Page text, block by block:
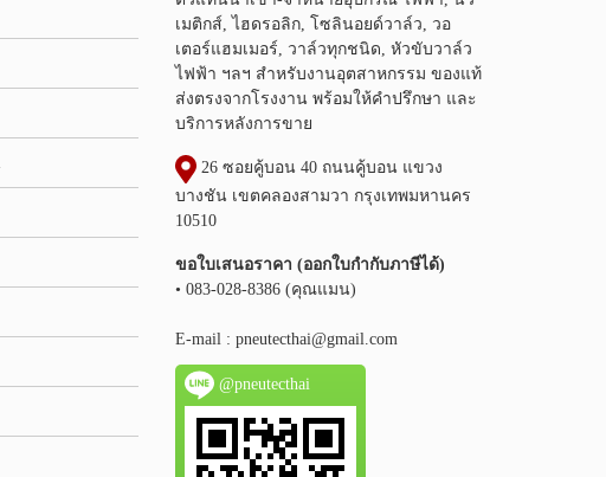
เมติกส์, ไฮดรอลิก, โซลินอยด์วาล์ว, วอ
เตอร์แฮมเมอร์, วาล์วทุกชนิด, หัวขับวาล์ว
ไฟฟ้า ฯลฯ สำหรับงานอุตสาหกรรม ของแท้
ส่งตรงจากโรงงาน พร้อมให้คำปรึกษา และ
บริการหลังการขาย
26 ซอยคู้บอน 40 ถนนคู้บอน แขวง
บางชัน เขตคลองสามวา กรุงเทพมหานคร
10510
ขอใบเสนอราคา (ออกใบกำกับภาษีได้)
• 083-028-8386 (คุณแมน)
E-mail : pneutecthai@gmail.com
@pneutecthai